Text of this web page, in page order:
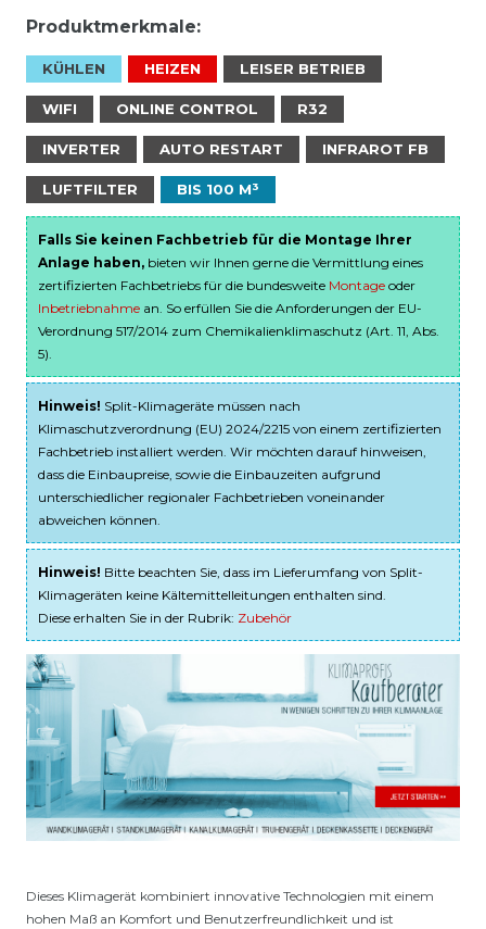
Produktmerkmale:
KÜHLEN HEIZEN LEISER BETRIEB
WIFI ONLINE CONTROL R32
INVERTER AUTO RESTART INFRAROT FB
LUFTFILTER BIS 100 M³
Falls Sie keinen Fachbetrieb für die Montage Ihrer
Anlage haben, bieten wir Ihnen gerne die Vermittlung eines
zertifizierten Fachbetriebs für die bundesweite Montage oder
Inbetriebnahme an. So erfüllen Sie die Anforderungen der EU-
Verordnung 517/2014 zum Chemikalienklimaschutz (Art. 11, Abs.
5).
Hinweis! Split-Klimageräte müssen nach
Klimaschutzverordnung (EU) 2024/2215 von einem zertifizierten
Fachbetrieb installiert werden. Wir möchten darauf hinweisen,
dass die Einbaupreise, sowie die Einbauzeiten aufgrund
unterschiedlicher regionaler Fachbetrieben voneinander
abweichen können.
Hinweis! Bitte beachten Sie, dass im Lieferumfang von Split-
Klimageräten keine Kältemittelleitungen enthalten sind.
Diese erhalten Sie in der Rubrik: Zubehör
Dieses Klimagerät kombiniert innovative Technologien mit einem
hohen Maß an Komfort und Benutzerfreundlichkeit und ist